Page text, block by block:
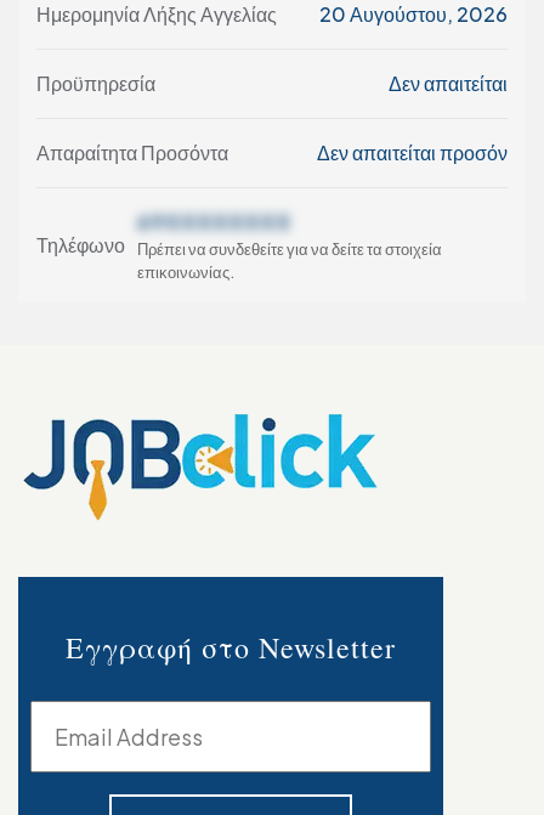
Ημερομηνία Λήξης Αγγελίας 20 Αυγούστου, 2026
Προϋπηρεσία Δεν απαιτείται
Απαραίτητα Προσόντα Δεν απαιτείται προσόν
Τηλέφωνο
69XXXXXXXX
Πρέπει να συνδεθείτε για να δείτε τα στοιχεία
επικοινωνίας.
Εγγραφή στο Newsletter